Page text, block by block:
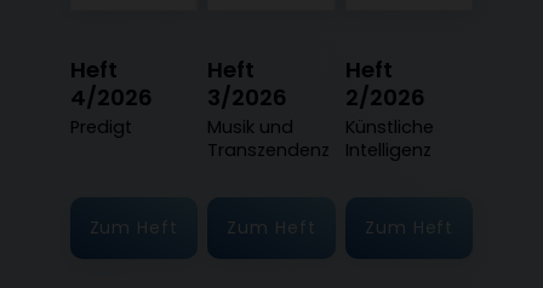
Heft
4/2026
:
Predigt
Zum Heft
Heft
3/2026
:
Musik und
Transzendenz
Zum Heft
Heft
2/2026
:
Künstliche
Intelligenz
Zum Heft